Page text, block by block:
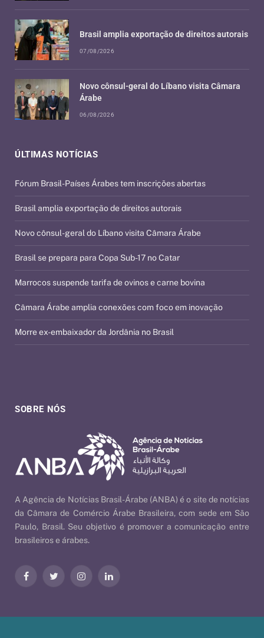
SOBRE NÓS
A Agência de Notícias Brasil-Árabe (ANBA) é o site de notícias
da Câmara de Comércio Árabe Brasileira, com sede em São
Paulo, Brasil. Seu objetivo é promover a comunicação entre
brasileiros e árabes.
FacebookTwitter InstagramLinkedIn
ÚLTIMAS NOTÍCIAS
Fórum Brasil-Países Árabes tem inscrições abertas
Brasil amplia exportação de direitos autorais
Novo cônsul-geral do Líbano visita Câmara Árabe
Brasil se prepara para Copa Sub-17 no Catar
Marrocos suspende tarifa de ovinos e carne bovina
Câmara Árabe amplia conexões com foco em inovação
Morre ex-embaixador da Jordânia no Brasil
Brasil amplia exportação de direitos autorais
07/08/2026
Novo cônsul-geral do Líbano visita Câmara
Árabe
06/08/2026